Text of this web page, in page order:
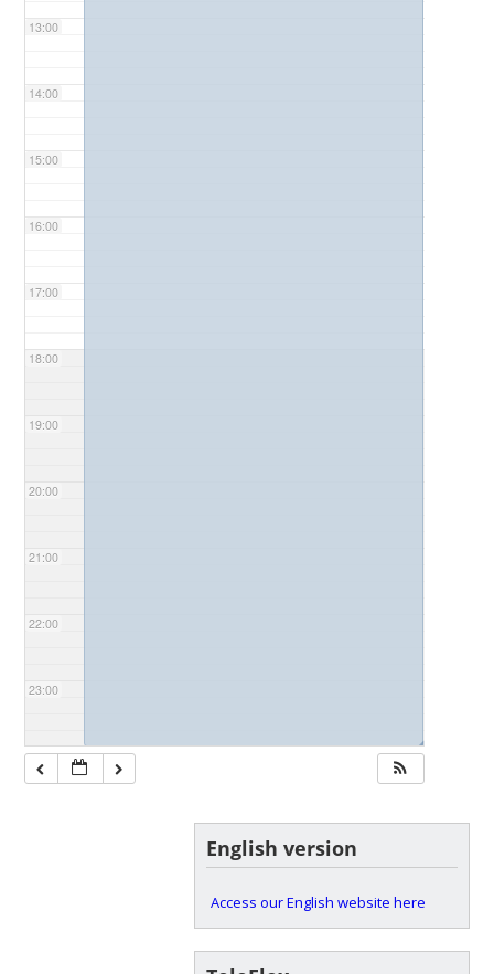
13:00
14:00
15:00
16:00
17:00
18:00
19:00
20:00
21:00
22:00
23:00
◢
English version
Access our English website here